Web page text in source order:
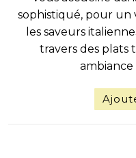
sophistiqué, pour un
les saveurs
travers des plats